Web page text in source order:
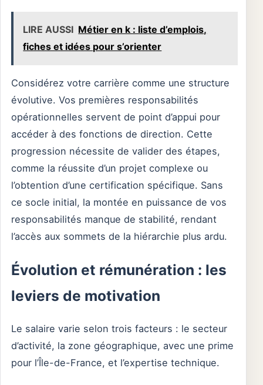
LIRE AUSSI Métier en k : liste d’emplois,
fiches et idées pour s’orienter
Considérez votre carrière comme une structure
évolutive. Vos premières responsabilités
opérationnelles servent de point d’appui pour
accéder à des fonctions de direction. Cette
progression nécessite de valider des étapes,
comme la réussite d’un projet complexe ou
l’obtention d’une certification spécifique. Sans
ce socle initial, la montée en puissance de vos
responsabilités manque de stabilité, rendant
l’accès aux sommets de la hiérarchie plus ardu.
Évolution et rémunération : les
leviers de motivation
Le salaire varie selon trois facteurs : le secteur
d’activité, la zone géographique, avec une prime
pour l’Île-de-France, et l’expertise technique.